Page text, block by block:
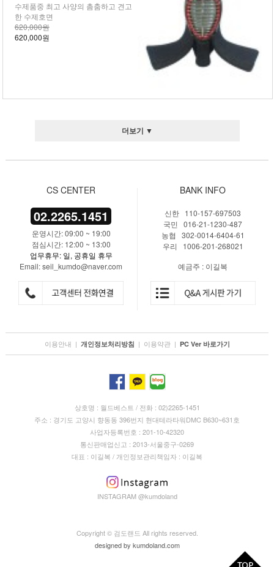
수제품중 최고 사양의 촘춤하고 견고
한 수제호면
620,000원
620,000원
더보기 ▼
CS CENTER
02.2265.1451
운영시간: 09:00 ~ 19:00
점심시간: 12:00 ~ 13:00
업무휴무: 일, 공휴일 휴무
Email: seil_kumdo@naver.com
BANK INFO
신한 110-157-697503
국민 016-21-1230-487
농협 302-0014-6404-61
우리 1006-201-268021
예금주 : 이길복
이용안내 | 개인정보처리방침 | 이용약관 | PC Ver 바로가기
상호명 : 월드베스트 / 전화 : 02)2265-1451
주소 : 경기도 고양시 향동동 396번지 현대테라타워DMC B630~631호
사업자등록번호 : 201-10-42320
통신판매업신고 : 2013-서울중구-0269
대표 : 이길복 / 개인정보관리책임자 : 이길복
INSTAGRAM @kumdoland
Copyright © 검도랜드 All rights reserved.
designed by kumdoland.com